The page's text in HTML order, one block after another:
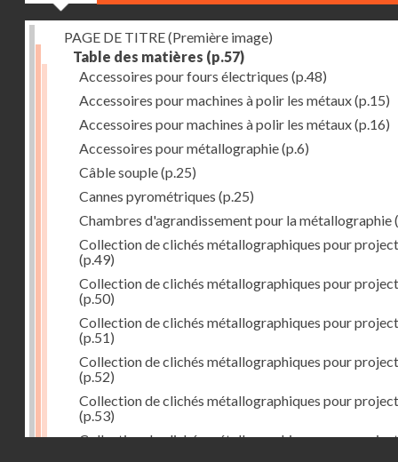
PAGE DE TITRE (Première image)
Table des matières (p.57)
Accessoires pour fours électriques (p.48)
Accessoires pour machines à polir les métaux(p.15)
Accessoires pour machines à polir les métaux(p.16)
Accessoires pour métallographie(p.6)
Câble souple(p.25)
Cannes pyrométriques (p.25)
Chambres d'agrandissement pour la métallographie
Collection de clichés métallographiques pour
(p.49)
Collection de clichés métallographiques pour
(p.50)
Collection de clichés métallographiques pour
(p.51)
Collection de clichés métallographiques pour
(p.52)
Collection de clichés métallographiques pour
(p.53)
Collection de clichés métallographiques pour